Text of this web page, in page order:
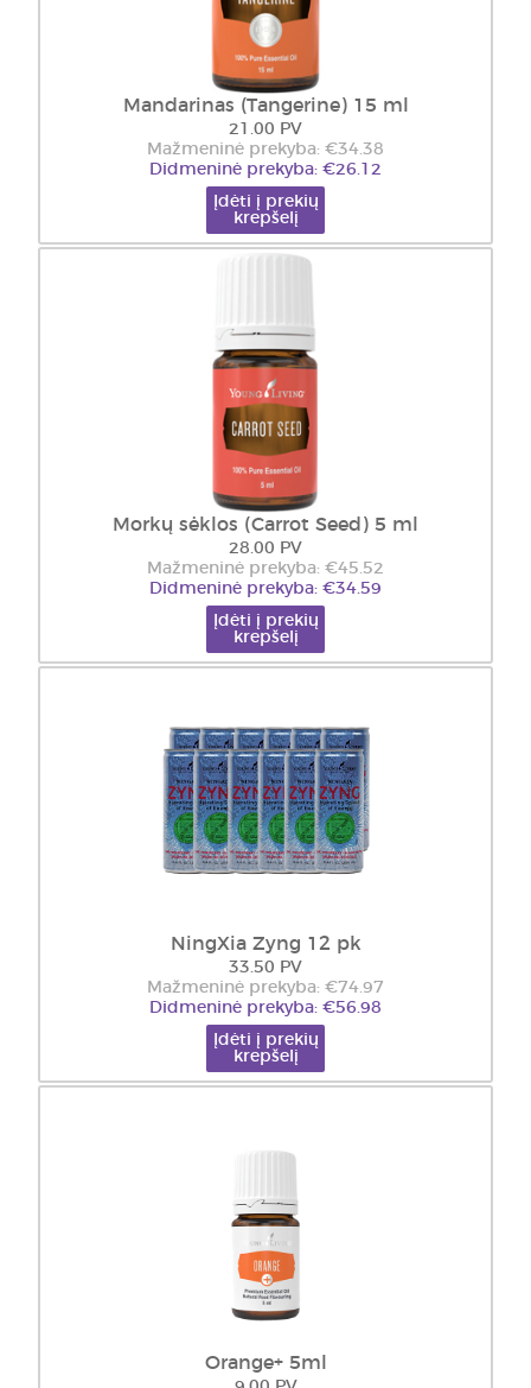
Mandarinas (Tangerine) 15 ml
21.00 PV
Mažmeninė prekyba: €34.38
Didmeninė prekyba: €26.12
Įdėti į prekių
krepšelį
Morkų sėklos (Carrot Seed) 5 ml
28.00 PV
Mažmeninė prekyba: €45.52
Didmeninė prekyba: €34.59
Įdėti į prekių
krepšelį
NingXia Zyng 12 pk
33.50 PV
Mažmeninė prekyba: €74.97
Didmeninė prekyba: €56.98
Įdėti į prekių
krepšelį
Orange+ 5ml